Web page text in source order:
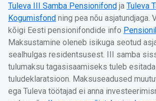
Tuleva III Samba Pensionifond ja Tuleva
Kogumisfond ning pea nõu asjatundjaga.
kõigi Eesti pensionifondide info
Maksustamine oleneb isikuga seotud
sealhulgas residentsusest. III samba
tulumaksu tagasisaamiseks tuleb esitada
tuludeklaratsioon. Maksuseadused
ega Tuleva töötajad ei anna